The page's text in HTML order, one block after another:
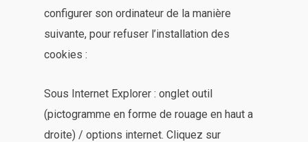
configurer son ordinateur de la manière
suivante, pour refuser l’installation des
cookies :
Sous Internet Explorer : onglet outil
(pictogramme en forme de rouage en haut a
droite) / options internet. Cliquez sur